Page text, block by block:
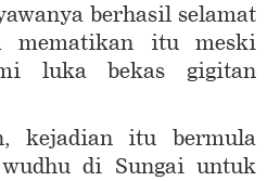
berhasil selamat
mematikan itu meski
luka bekas gigitan
kejadian itu bermula
di Sungai untuk